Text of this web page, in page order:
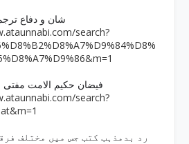
�� شان و دفاع
search?
�� فیضان حکیم الامت
search?